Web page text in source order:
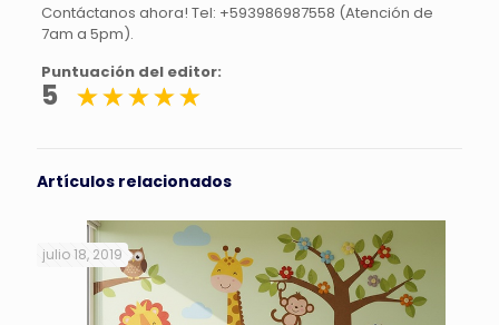
Contáctanos ahora! Tel: +593986987558 (Atención de
7am a 5pm).
Puntuación del editor:
5
Artículos relacionados
julio 18, 2019